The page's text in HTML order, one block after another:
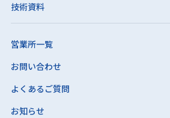
技術資料
営業所一覧
お問い合わせ
よくあるご質問
お知らせ